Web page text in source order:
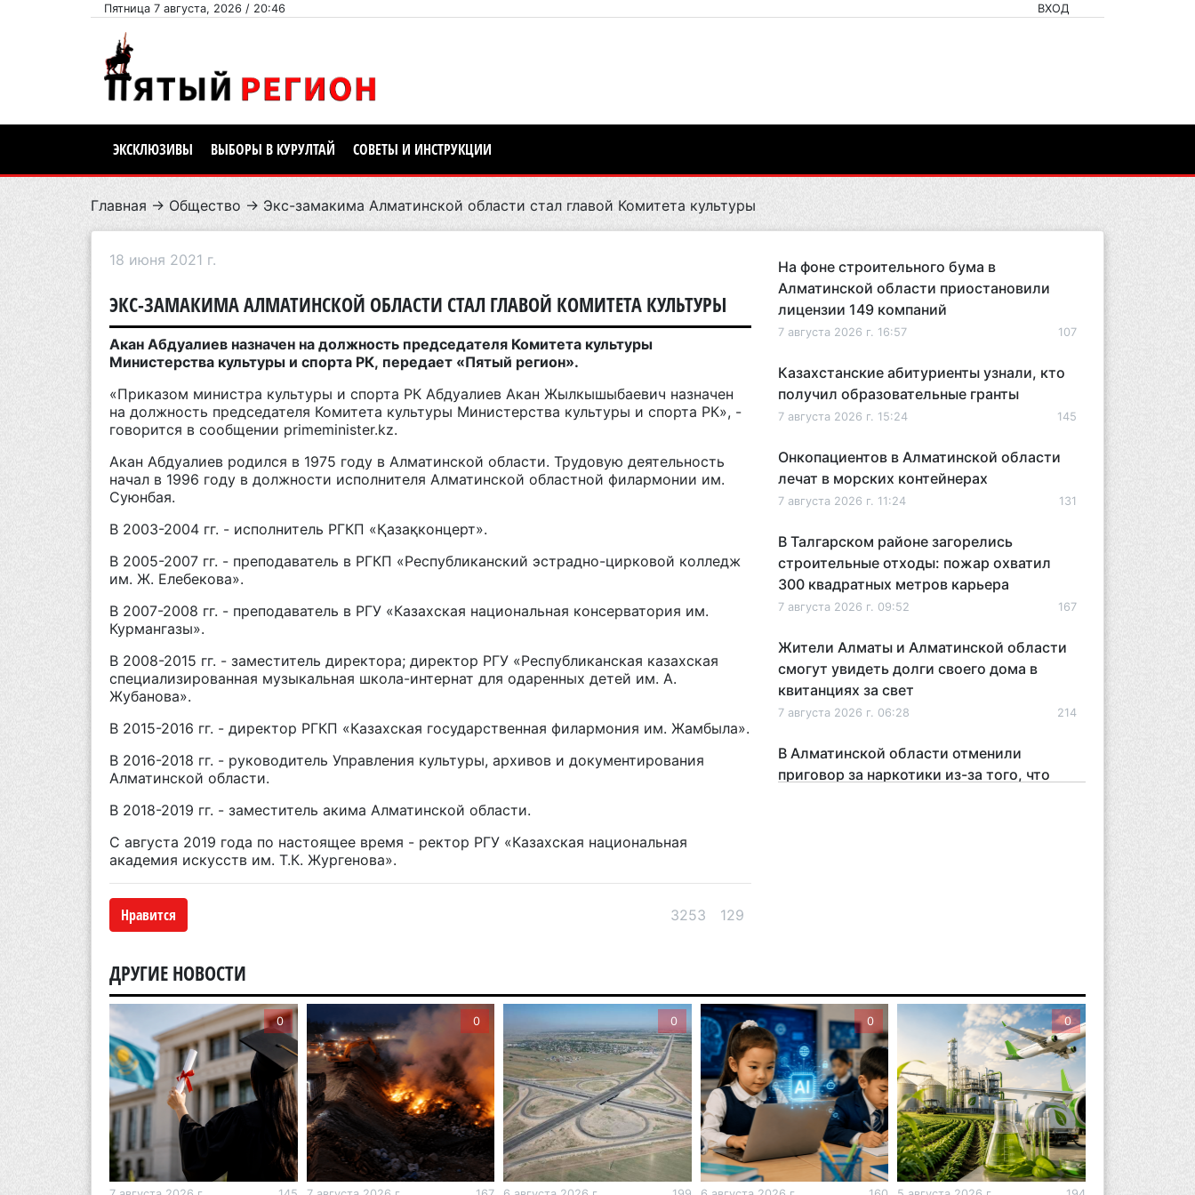
Пятница 7 августа, 2026 / 20:46 ВХОД
ЭКСКЛЮЗИВЫ ВЫБОРЫ В КУРУЛТАЙ СОВЕТЫ И ИНСТРУКЦИИ
Главная → Общество → Экс-замакима Алматинской области стал главой Комитета культуры
18 июня 2021 г.
ЭКС-ЗАМАКИМА АЛМАТИНСКОЙ ОБЛАСТИ СТАЛ ГЛАВОЙ КОМИТЕТА КУЛЬТУРЫ
Акан Абдуалиев назначен на должность председателя Комитета культуры
Министерства культуры и спорта РК, передает «Пятый регион».
«Приказом министра культуры и спорта РК Абдуалиев Акан Жылкышыбаевич назначен
на должность председателя Комитета культуры Министерства культуры и спорта РК», -
говорится в сообщении primeminister.kz.
Акан Абдуалиев родился в 1975 году в Алматинской области. Трудовую деятельность
начал в 1996 году в должности исполнителя Алматинской областной филармонии им.
Суюнбая.
В 2003-2004 гг. - исполнитель РГКП «Қазақконцерт».
В 2005-2007 гг. - преподаватель в РГКП «Республиканский эстрадно-цирковой колледж
им. Ж. Елебекова».
В 2007-2008 гг. - преподаватель в РГУ «Казахская национальная консерватория им.
Курмангазы».
В 2008-2015 гг. - заместитель директора; директор РГУ «Республиканская казахская
специализированная музыкальная школа-интернат для одаренных детей им. А.
Жубанова».
В 2015-2016 гг. - директор РГКП «Казахская государственная филармония им. Жамбыла».
В 2016-2018 гг. - руководитель Управления культуры, архивов и документирования
Алматинской области.
В 2018-2019 гг. - заместитель акима Алматинской области.
С августа 2019 года по настоящее время - ректор РГУ «Казахская национальная
академия искусств им. Т.К. Жургенова».
Нравится 3253 129
На фоне строительного бума в
Алматинской области приостановили
лицензии 149 компаний
7 августа 2026 г. 16:57 107
Казахстанские абитуриенты узнали, кто
получил образовательные гранты
7 августа 2026 г. 15:24 145
Онкопациентов в Алматинской области
лечат в морских контейнерах
7 августа 2026 г. 11:24 131
В Талгарском районе загорелись
строительные отходы: пожар охватил
300 квадратных метров карьера
7 августа 2026 г. 09:52 167
Жители Алматы и Алматинской области
смогут увидеть долги своего дома в
квитанциях за свет
7 августа 2026 г. 06:28 214
В Алматинской области отменили
приговор за наркотики из-за того, что
6 августа 2026 г. 12:12 164
Первый раз с ИИ в первый класс:
казахстанских первоклассников начнут
учить искусственному интеллекту
6 августа 2026 г. 10:47 160
Казахстанцы назвали доход, при котором
не считают себя бедными
ДРУГИЕ НОВОСТИ
0 0 0 0 0